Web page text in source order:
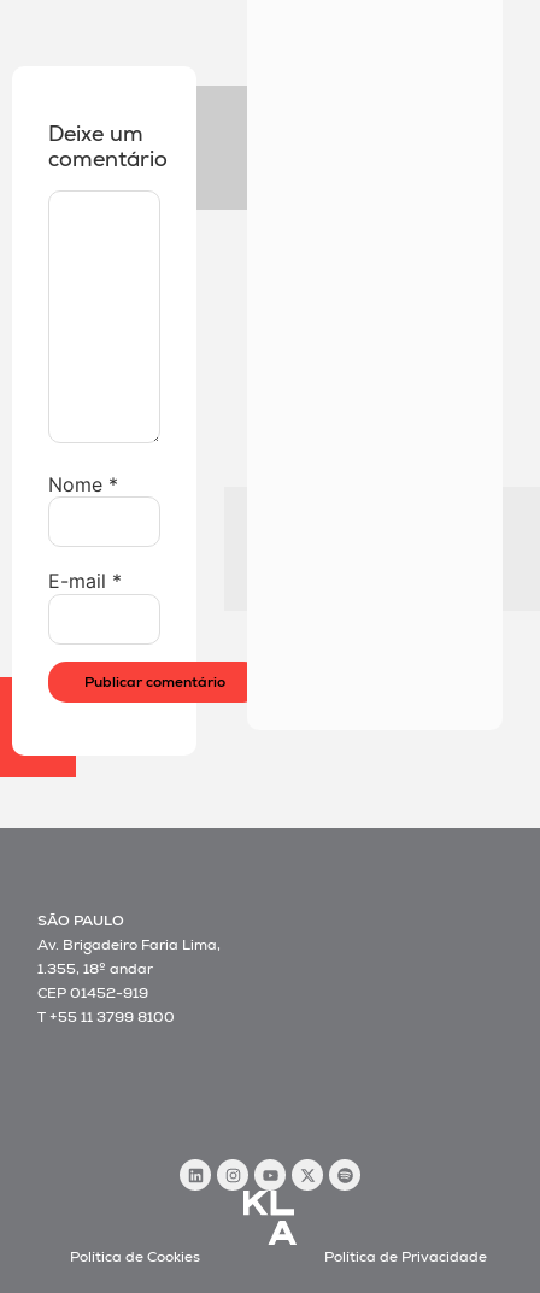
Deixe um
comentário
Nome *
E-mail *
SÃO PAULO
Av. Brigadeiro Faria Lima,
1.355, 18º andar
CEP 01452-919
T +55 11 3799 8100
Política de Cookies Política de Privacidade